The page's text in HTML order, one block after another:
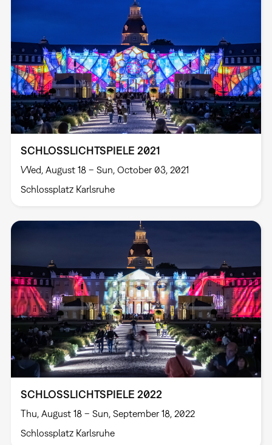
SCHLOSSLICHTSPIELE 2021
Wed, August 18 – Sun, October 03, 2021
Schlossplatz Karlsruhe
SCHLOSSLICHTSPIELE 2022
Thu, August 18 – Sun, September 18, 2022
Schlossplatz Karlsruhe